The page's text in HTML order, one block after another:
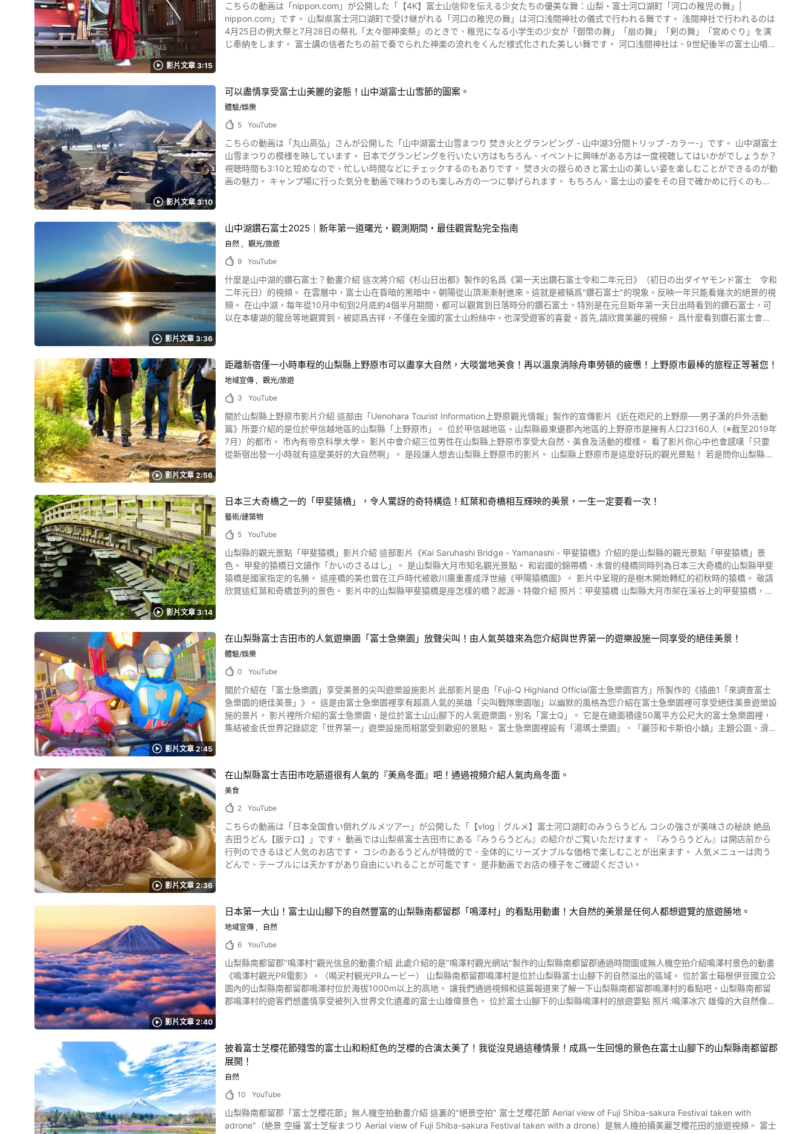
宿KAGETSU」周邊觀光 照片：笛吹桃源鄉 位在山梨縣笛吹市石和溫泉的「銘石之宿KAGETSU」，周邊有各式各樣的觀光景點。 桃花盛開的「笛吹
桃源鄉」、能品嚐到甲州紅酒的「Mars山梨釀酒廠」、「Lumiere釀酒廠」、「Monde酒造」、能欣賞到桃花和櫻花的「八代故鄉公園」、能接觸到
藝術的「山梨縣立博物館」、「釋迦堂遺址博物館」、特產很多的「休息站一番屋」、能欣賞富士山絕景的「御坂峠」等，來「銘石之宿
KAGETSU」的時候也去這些觀光景點看看怎麼樣。 餺飥等當地美食也不容錯過。 山梨縣石和溫泉鄉的「銘石之宿KAGETSU」介紹總結 由「MDK
園和頂級治癒體驗的高級旅館裡，讓我們充分治癒身心吧！ ◆銘石之宿KAGETSU◆ 【地址】〒406-0024山梨縣笛吹市石和町川中島385 【交通路
梨縣石和溫泉的高級旅館銘石之宿KAGETS【官方網站】 https://www.isawa-kagetsu.com/cht/ 【Tripadvisor】銘石之宿KAGETSU
https://www.tripadvisor.com.tw/Hotel_Review-g1021447-d1065069-Reviews-Kagetsu-
Fuefuki_Yamanashi_Prefecture_Koshinetsu_Chubu.html
影片文章 3:15
こちらの動画は「nippon.com」が公開した「【4K】富士山信仰を伝える少女たちの優美な舞：山梨・富士河口湖町「河口の稚児の舞」|
nippon.com」です。 山梨県富士河口湖町で受け継がれる「河口の稚児の舞」は河口浅間神社の儀式で行われる舞です。 浅間神社で行われるのは
4月25日の例大祭と7月28日の祭礼「太々御神楽祭」のときで、稚児になる小学生の少女が「御幣の舞」「扇の舞」「剣の舞」「宮めぐり」を演
じ奉納をします。 富士講の信者たちの前で奏でられた神楽の流れをくんだ様式化された美しい舞です。 河口浅間神社は、9世紀後半の富士山噴火
影片文章 3:10
可以盡情享受富士山美麗的姿態！山中湖富士山雪節的圖案。
體驗/娛樂
5
YouTube
こちらの動画は「丸山高弘」さんが公開した「山中湖富士山雪まつり 焚き火とグランピング - 山中湖3分間トリップ -カラー-」です。 山中湖富士
山雪まつりの模様を映しています。 日本でグランピングを行いたい方はもちろん、イベントに興味がある方は一度視聴してはいかがでしょうか？
視聴時間も3:10と短めなので、忙しい時間などにチェックするのもありです。 焚き火の揺らめきと富士山の美しい姿を楽しむことができるのが動
画の魅力。 キャンプ場に行った気分を動画で味わうのも楽しみ方の一つに挙げられます。 もちろん、富士山の姿をその目で確かめに行くのもあ
影片文章 3:36
山中湖鑽石富士2025｜新年第一道曙光・觀測期間・最佳觀賞點完全指南
自然
觀光/旅遊
9
YouTube
什麼是山中湖的鑽石富士？動畫介紹 這次將介紹《杉山日出都》製作的名爲《第一天出鑽石富士令和二年元日》（初日の出ダイヤモンド富士 令和
二年元日）的視頻。 在雲層中，富士山在昏暗的黑暗中。朝陽從山頂漸漸射進來。這就是被稱爲"鑽石富士"的現象。反映一年只能看幾次的絕景的視
頻。 在山中湖，每年從10月中旬到2月底約4個半月期間，都可以觀賞到日落時分的鑽石富士。特別是在元旦新年第一天日出時看到的鑽石富士，可
以在本棲湖的龍岳等地觀賞到，被認爲吉祥，不僅在全國的富士山粉絲中，也深受遊客的喜愛。首先,請欣賞美麗的視頻。 爲什麼看到鑽石富士會被
遇的旅行嗎？ 山中湖的鑽石富士什麼時候在哪裡可以看到？ 照片:富士山和日出和雲海 山中湖的鑽石富士每年有一次長期間可以看到的奇蹟美景。爲
了看到那個樣子，條件有很多種，大致如下。 ●觀測期間：從10月中旬到2月底左右（約4個半月） ●觀測時間：下午3點30分～4點30分左右（根
據時期和場所而變化） ●天氣穩定晴朗 ●無風湖面平靜的日子還可以看到"雙鑽石富士" 時期爲從10月中旬到2月底左右,特別是天氣穩定的2月最爲推
薦。2025年從2月1日（週六）到2月22日（週六）舉辦"山中湖鑽石富士週"，2月23日（週日）在山中湖交流廣場"Kirara"舉辦冰蠟燭節。 山中湖的
特點是在日落時分可以看到鑽石富士。想要實際看到每年只能看到幾次的珍貴鑽石富士,請在確認上述條件、時間段、時期後出發。 在本影片中，您
可以從0:00開始觀賞山中湖的鑽石富士影像。 除了山中湖，還有哪裡可以看到鑽石富士？ 照片:映照在田貫湖上的富士山的圖像 「想看鑽石富士！
想拍攝！"，下面爲您介紹山中湖和周邊地區的推薦拍攝重點。 ●平野湖畔（山中湖） 以倒富士聞名的山中湖，其中爭奪第1、2位的人氣拍攝地是平
野湖畔，在最佳賽季可以看到攝影師們排成一排的情景。沒有風，湖面平坦時，可以同時看到映照在湖面上的鑽石富士（通稱"雙鑽石富士"）。觀測
50分左右。 ●旭日丘湖畔綠地公園（山中湖） 冬至前最初、冬至後最後能看到湖面鑽石富士的地方。附近還有被選爲日本渚百選的山中湖絕景景點
之一"夕陽之渚"。觀測可能期間爲10月18日～2月22日左右。 ●花之都公園（山中湖） 山中湖的人氣景點之一。從11月底到1月中旬的長期間可以看
到鑽石富士。夏天可以看到向日葵和富士山的美麗景色。 ●田貫湖 在靜岡縣富士宮市的田貫湖，2025年在4月20日和8月20日前後1週左右有機會。
可以看到日出的鑽石富士，天氣好的話，可以觀賞到"雙鑽石富士"的絕景點。2024年4月誕生了"田貫湖富岳平台"，榮獲2024年木材設計獎。 ●龍
的鑽石富士這一非常吉祥的景色。 ●身延山 身延山被選爲山梨百名山，東南方向可以眺望富士山和駿河灣。乘坐從一大早開始啓動的纜車前往山
頂。2025年在3月12日（週三）、13日（週四）、14日（週五）的3天舉辦鑽石富士觀賞會，索道從早上5點30分開始提前運營。 鑽石富士時期有很
多人光顧,所以停車場可能會滿員。儘量讓小組或家人等一起坐車去吧。嚴禁在路上停車等,遵守禮儀,不要給附近或周圍的人、其他攝影師或遊客帶來
不便。 總結：在山中湖享受新年第一道曙光和鑽石富士吧 山中湖的鑽石富士在日落時刻可見。夕陽在富士山頂沉落的景象是紫紅色太陽閃耀的絕
很美好。 富士山根據觀看場所的不同，還可以欣賞到"雙鑽石富士"。去看看大自然的雄偉景色怎麼樣？ 【行程顧問】富士山
影片文章 2:56
距離新宿僅一小時車程的山梨縣上野原市可以盡享大自然，大啖當地美食！再以溫泉消除舟車勞頓的疲憊！上野原市最棒的旅程正等著您！
地域宣傳
觀光/旅遊
3
YouTube
關於山梨縣上野原市影片介紹 這部由「Uenohara Tourist Information上野原觀光情報」製作的宣傳影片《近在咫尺的上野原──男子漢的戶外活動
篇》所要介紹的是位於甲信越地區的山梨縣「上野原市」。 位於甲信越地區・山梨縣最東邊郡內地區的上野原市是擁有人口23160人（※截至2019年
7月）的都市。 市內有帝京科學大學。 影片中會介紹三位男性在山梨縣上野原市享受大自然、美食及活動的模樣。 看了影片你心中也會感嘆「只要
從新宿出發一小時就有這麼美好的大自然啊」。 是段讓人想去山梨縣上野原市的影片。 山梨縣上野原市是這麼好玩的觀光景點！ 若是問你山梨縣上
到放眼望去的絕景。 天氣不錯的話還能眺望到富士山喔。 接著三人到訪的是「不動瀑布」。 這部分可以從0:44處看到。 神祕的瀑布充滿了負離子！
還有機會遇到自然生物呢。 欣賞完大自然而肚子大唱空城計，那就到棡原故鄉長壽館享用午餐吧。 這部分可以在影片1:08看到。 山梨縣上野原市棡
原是以日本第一長壽村聞名，這邊「故鄉長壽館」可以體驗到長壽餐點。 好萊塢巨星也在關注！？ 影片1:16所介紹的「清太玉治」是山梨縣上野原
市自古傳承的上野原名品鄉土料理，味噌燉小洋芋。 由吉祥物「玉治丸」擔當形象大使，為當地人氣美食。 圖片來源 :YouTube screenshot 吃飽了
就到河邊玩樂吧！ 從影片1:27開始是在露營區享受釣魚。 大自然環繞的山梨縣上野原市有許多露營區如「平野田休養村露營區」、「綠與太陽之丘
露營區」、「佐賀澤露營區」、「綠啄木鳥之森露營區」等等。 品嘗自己釣起作成的鹽烤鱒魚簡直人間美味。 到了山梨縣上野原市就是要吃上一頓
再回家，因此走到「永井酒饅頭店」。 適合作為山梨縣上野原市土產的這個酒饅頭是使用酒母發酵麵糰所製，因此有獨特的香味和富有深度的味道。
有豐富的種類如「鹽味饅頭」、「魚餡饅頭」、「高菜饅頭」、「紅豆饅頭」「味噌饅頭」、「無餡饅頭」。 你會喜歡哪一個口味呢？ 盡情玩樂之
巴士。 秋山溫泉周邊也有旅館飯店等住宿設施因此也能在當地住宿旅行。 當然泡湯一日遊也可以喔。 最後三人悠然泡在露天浴池迎接旅程終
點……。 山梨縣上野原市祭典活動情報 照片：山梨縣・上野原市─月見池弁財天祭 在有許多觀光景點的山梨縣上野原市中，一年四季還有更多的活動
跟祭典喔。 春天有「蠶種石神社火祭」、「大目櫻祭」、「軍刀利神社例大祭」、「平野田休養村釣鱒魚大會」、「桂川節」、「八重山田徑賽」，
夏天有「月見池弁財天祭・煙火大會」、「秋山鄉村祭」、「無生野大念佛」、「諏訪神社祭典」、「牛倉神社例大祭・入穀神輿連合渡御祭典」、
祭」、「牛倉神社節分祭」、「無生野大念佛」等活動舉辦。 山梨縣上野原市其他觀光景點 照片：櫻花盛開的相模川 大自然環繞的山梨縣上野原市
有春櫻、夏綠、秋葉等其中能感受到日本的季節。 除了影片介紹的之外，還有好多好多大自然觀光景點如山梨百名山「二十六夜山」、山梨百名山北
都留三山的「權現山」，可以從山頂眺望美麗富士山的「三頭山」、「三國山（生藤山）」、清流「相模川」、「鶴川溪谷」等。 還有其他許多能感
受歷史的觀光景點如擁有500年歷史，在驅邪、招福、結緣上聞名的「軍刀利神社」，可以品嘗精進料理的「青苔寺」等。 還有山梨縣上野原市也以
景點。 首先透過影片感受山梨縣上野原市的活動，再實際走上一趟吧。 從首都都心移動一小時就可抵達的大自然正等著你！ 【官方網站首頁】山梨
https://www.tripadvisor.com.tw/Tourism-g1021450-Uenohara_Yamanashi_Prefecture_Koshinetsu_Chubu-Vacations.html
影片文章 3:14
日本三大奇橋之一的「甲斐猿橋」，令人驚訝的奇特構造！紅葉和奇橋相互輝映的美景，一生一定要看一次！
藝術/建築物
5
YouTube
山梨縣的觀光景點「甲斐猿橋」影片介紹 這部影片《Kai Saruhashi Bridge - Yamanashi - 甲斐猿橋》介紹的是山梨縣的觀光景點「甲斐猿橋」景
色。 甲斐的猿橋日文讀作「かいのさるはし」。 是山梨縣大月市知名觀光景點。 和岩國的錦帶橋、木曾的棧橋同時列為日本三大奇橋的山梨縣甲斐
猿橋是國家指定的名勝。 這座橋的美也曾在江戶時代被歌川廣重畫成浮世繪《甲陽猿橋圖》。 影片中呈現的是樹木開始轉紅的初秋時的猿橋。 敬請
欣賞這紅葉和奇橋並列的景色。 影片中的山梨縣甲斐猿橋是座怎樣的橋？起源、特徵介紹 照片：甲斐猿橋 山梨縣大月市架在溪谷上的甲斐猿橋，是
片中可以看到紅、黃色的紅葉美景。 尤其是影片的後段2:33起可以看到火紅的紅葉，堪稱絕景。 這個時期的夜晚還會舉辦日式燈籠的打燈活動，可
以拍出許多很美的照片。 甲斐猿橋下的桂川，天氣好時還可以划船欣賞沿岸的美景。 品嚐當地美食「餺飥」、「甲州紅酒牛肉」、「甲州牛」、葡
萄等，夜晚在山梨縣內的溫泉旅館住宿，享受絕佳的山梨之旅。 看完甲斐猿橋之後，桂川沿岸還有八澤發電所第一號水路橋、新猿橋、岩殿山、高川
山、笹子峠的矢立杉、大月市觀光介紹所、笹子隧道、猿橋近鄰公園、岩殿山丸山公園、斷崖「稚兒落」（暫譯）、大月市鄉土資料館等可以順便走
訪。 甲斐猿橋的影片總結 圖片來源 :YouTube screenshot 以上介紹的是被稱作奇橋的甲斐猿橋，也可以稱得上是座美橋。 影片中除了紅葉季節以
外，櫻花或紫陽花時期也很推薦。 周邊有免費停車場，開車或騎重機前往都很推薦。 ◆甲斐猿橋 設施概要◆ 【地址】山梨縣大月市猿橋町 【交
通】從JR中央本線猿橋站步行15分 【停車場】有（免費） 【電話】大月市產業觀光課 0554-20-1829 【Tripadvisor】猿橋
https://www.tripadvisor.com.tw/ShowUserReviews-g1021442-d2102822-r451183982-Saru_Bridge-
影片文章 2:45
在山梨縣富士吉田市的人氣遊樂園「富士急樂園」放聲尖叫！由人氣英雄來為您介紹與世界第一的遊樂設施一同享受的絕佳美景！
體驗/娛樂
0
YouTube
關於介紹在「富士急樂園」享受美景的尖叫遊樂設施影片 此部影片是由「Fuji-Q Highland Official富士急樂園官方」所製作的《插曲1「來調查富士
急樂園的絕佳美景」》。 這是由富士急樂園裡享有超高人氣的英雄「尖叫戰隊樂園咖」以幽默的風格為您介紹在富士急樂園裡可享受絕佳美景遊樂設
施的景片。 影片裡所介紹的富士急樂園，是位於富士山山腳下的人氣遊樂園，別名「富士Q」。 它是在總面積達50萬平方公尺大的富士急樂園裡，
集結被金氏世界記錄認定「世界第一」遊樂設施而相當受到歡迎的景點。 富士急樂園裡設有「湯瑪士樂園」、「麗莎和卡斯伯小鎮」主題公園、滑雪
連！ 下墜的瞬間不僅可以一覽富士周邊開闊的美景，在旋轉時還可眺望富士山喔。 接著於影片1:08處所介紹的是被認定4個金氏記錄，也是代表富士
急樂園的遊樂設施「FUJIYAMA」。 在其最高處可看到富士急樂園全貌及富士山。 如影片2:05處所示，急速雲霄飛車「Do-Dodonpa」可於出發後
1.56秒內加速至時速180公里堪稱世界第一的加速度雲霄飛車。 享受直徑為世界最大等級的39.7公尺循環，零G下墜（無重力區）的離心力，還有在
戰隊樂園咖」是誰？ 圖片來源 :YouTube screenshot 於影片中介紹尖叫遊樂設施的6人為「尖叫戰隊樂園咖」，是與戰隊英雄天差地遠，超隨心所欲
的療癒性質角色。 影片中可看到他們那莫名其妙的互動，務必與他們一起開心遊玩人氣遊樂設施喔。 富士急樂園的尖叫＆絕佳美景遊樂設施的介紹
總結 照片：雲霄飛車 經由「尖叫戰隊樂園咖」幽默風趣導覽來介紹尖叫遊樂設施厲害之處的影片，不知您覺得如何呢？ 在富士急樂園中還有其他大
型雲霄飛車「Eejanaika」及大型旋轉鞦韆「鋼鐵班長」、水上遊樂設施「激流勇進」、乘坐式的「Tentekomai」及「富士飛行社」、鬼屋「尖叫．
乘坐各遊樂設施時則需要門票。 如果欲搭乘4次以上尖叫遊樂設施的話，建議購買暢遊券。 另外票券可於官方網頁事先購買。 ◆富士急樂園 設施
概要◆ 【地址】〒403-0017 山梨縣富士吉田市新西原5-6-1 【交通】經由中央汽車道大月JCT，於河口湖I.C下交流道即可抵達 【入場費】免
費。遊樂設施需另外付費。 【營業時間】9:00～17:00（隨各期間有所變更） 【休園日】不定期 【停車場】備有停車場 【電話】0555-23-2111
【官方網頁】富士急樂園 https://www.fujiq.jp/zh-CHT/ 【Tripadvisor】富士急樂園 https://www.tripadvisor.com.tw/Attraction_Review-
影片文章 2:36
在山梨縣富士吉田市吃筋道很有人氣的『美烏冬面』吧！通過視頻介紹人氣肉烏冬面。
美食
2
YouTube
こちらの動画は「日本全国食い倒れグルメツアー」が公開した「【vlog｜グルメ】富士河口湖町のみうらうどん コシの強さが美味さの秘訣 絶品
吉田うどん【飯テロ】」です。 動画では山梨県富士吉田市にある『みうらうどん』の紹介がご覧いただけます。 『みうらうどん』は開店前から
行列のできるほど人気のお店です。 コシのあるうどんが特徴的で、全体的にリーズナブルな価格で楽しむことが出来ます。 人気メニューは肉う
どんで、テーブルには天かすがあり自由にいれることが可能です。 是非動画でお店の様子をご確認ください。
影片文章 2:40
日本第一大山！富士山山腳下的自然豐富的山梨縣南都留郡「鳴澤村」的看點用動畫！大自然的美景是任何人都想遊覽的旅遊勝地。
地域宣傳
自然
6
YouTube
山梨縣南都留郡"鳴澤村"觀光信息的動畫介紹 此處介紹的是"鳴澤村觀光網站"製作的山梨縣南都留郡通過時間圖或無人機空拍介紹鳴澤村景色的動畫
《鳴澤村觀光PR電影》。（鳴沢村観光PRムービー） 山梨縣南都留郡鳴澤村是位於山梨縣富士山腳下的自然溢出的區域。 位於富士箱根伊豆國立公
園內的山梨縣南都留郡鳴澤村位於海拔1000m以上的高地。 讓我們通過視頻和這篇報道來了解一下山梨縣南都留郡鳴澤村的看點吧，山梨縣南都留
郡鳴澤村的遊客們想盡情享受被列入世界文化遺產的富士山雄偉景色。 位於富士山腳下的山梨縣鳴澤村的旅遊要點 照片:鳴澤冰穴 雄偉的大自然像大
浮現於雲海和下界的影富士，只有在山頂附近才能看到。 另外，從動影像的0:37可以看到富士山上有滿月般的珍珠富士，如果天氣和氣候條件不合
適，也是看不到的絕景。 能夠享受雄偉的自然風光是富士山登山的魅力。 通過富士五合目觀看最佳星空,在春天氣溫變暖的季節欣賞通玄寺的櫻花景
觀,秋天去楓葉臺周圍,欣賞村內風景,享受富士山旅遊。 在山梨縣鳴澤村享受活動和美食的方法？ 照片:南瓜菠蘿 在充滿自然的山梨縣南都留郡鳴澤
村，可以盡情享受活動和散步。 富士天雪地度假村或除了森林冒險富士等景點外，還有由動畫的2:02介紹的鳴澤活生生的公園，去奧庭自然公園也不
錯。 在自然豐富的山梨縣南都留郡鳴澤村內、「鳴澤高爾夫俱樂部」「富士湖畔鄉村俱樂部」「森林鳴澤高爾夫&鄉村俱樂部」「北富士高爾夫球
場"等多個高爾夫球場。 如果想享受當地美食午餐，請到楓葉臺展望休息室或富士五湖周邊道路車站。 附近的當地美食店有"餺飥"和吉田烏冬"。 在
道驛站沙沙,「富士山博物館（鳴澤富士博物館）"，可以學習富士山和周邊的歷史和自然。 還有巨大的恐龍模型。 在自然探索路上,還可以欣賞到熔
披着富士芝櫻花節殘雪的富士山和粉紅色的芝櫻的合演太美了！我從沒見過這種情景！成爲一生回憶的景色在富士山腳下的山梨縣南都留郡
展開！
自然
10
YouTube
山梨縣南都留郡「富士芝櫻花節」無人機空拍動畫介紹 這裏的"絕景空拍" 富士芝櫻花節 Aerial view of Fuji Shiba-sakura Festival taken with
adrone"（絶景 空撮 富士芝桜まつり Aerial view of Fuji Shiba-sakura Festival taken with a drone）是無人機拍攝美麗芝櫻花田的旅遊視頻。 富士